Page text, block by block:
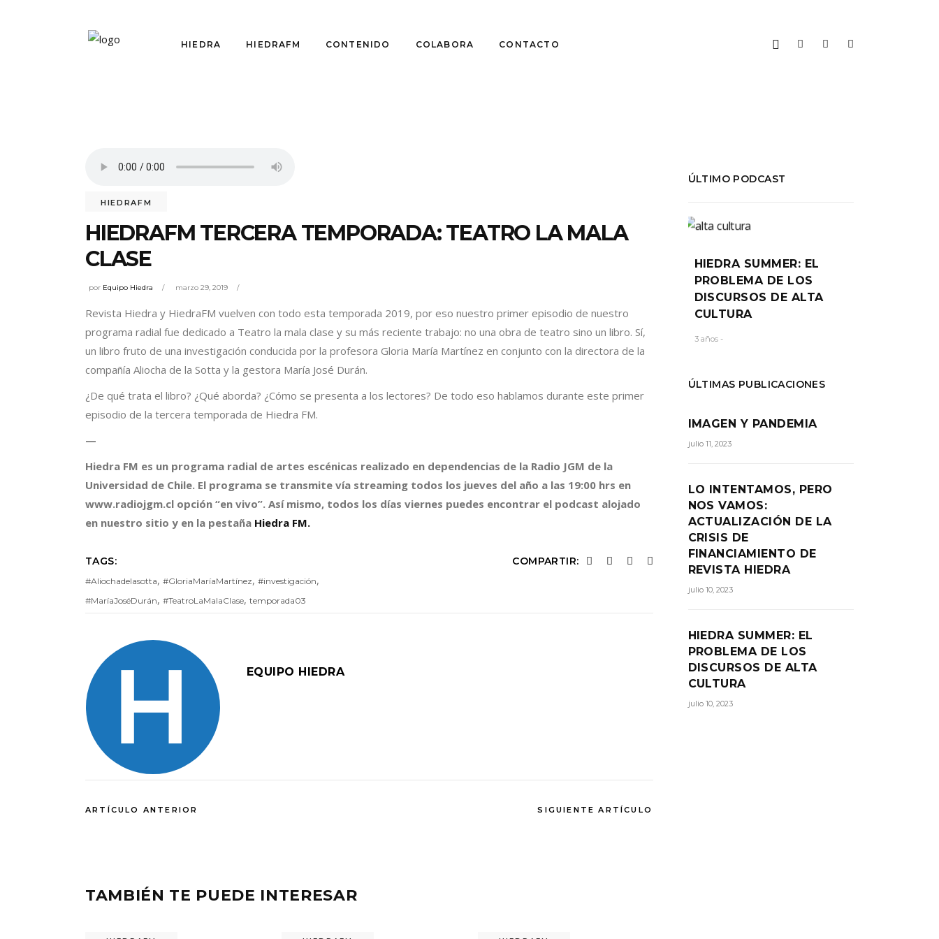
HIEDRA HIEDRAFM CONTENIDO COLABORA CONTACTO
HIEDRAFM
HIEDRAFM TERCERA TEMPORADA: TEATRO LA MALA
CLASE
por Equipo Hiedra marzo 29, 2019
Revista Hiedra y HiedraFM vuelven con todo esta temporada 2019, por eso nuestro primer episodio de nuestro
programa radial fue dedicado a Teatro la mala clase y su más reciente trabajo: no una obra de teatro sino un libro. Sí,
un libro fruto de una investigación conducida por la profesora Gloria María Martínez en conjunto con la directora de la
compañía Aliocha de la Sotta y la gestora María José Durán.
¿De qué trata el libro? ¿Qué aborda? ¿Cómo se presenta a los lectores? De todo eso hablamos durante este primer
episodio de la tercera temporada de Hiedra FM.
—
Hiedra FM es un programa radial de artes escénicas realizado en dependencias de la Radio JGM de la
Universidad de Chile. El programa se transmite vía streaming todos los jueves del año a las 19:00 hrs en
www.radiojgm.cl opción “en vivo”. Así mismo, todos los días viernes puedes encontrar el podcast alojado
en nuestro sitio y en la pestaña Hiedra FM.
TAGS:
#Aliochadelasotta, #GloriaMaríaMartínez, #investigación,
#MaríaJoséDurán, #TeatroLaMalaClase, temporada03
COMPARTIR:
EQUIPO HIEDRA
ARTÍCULO ANTERIOR SIGUIENTE ARTÍCULO
TAMBIÉN TE PUEDE INTERESAR
ÚLTIMO PODCAST
HIEDRA SUMMER: EL
PROBLEMA DE LOS
DISCURSOS DE ALTA
CULTURA
3 años -
ÚLTIMAS PUBLICACIONES
IMAGEN Y PANDEMIA
julio 11, 2023
LO INTENTAMOS, PERO
NOS VAMOS:
ACTUALIZACIÓN DE LA
CRISIS DE
FINANCIAMIENTO DE
REVISTA HIEDRA
julio 10, 2023
HIEDRA SUMMER: EL
PROBLEMA DE LOS
DISCURSOS DE ALTA
CULTURA
julio 10, 2023